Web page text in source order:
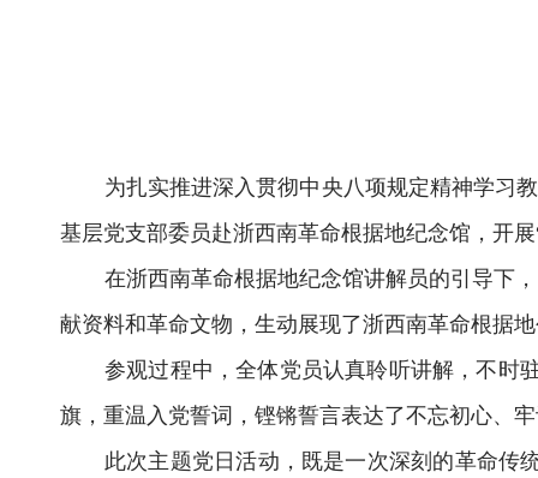
为扎实推进深入贯彻中央八项规定精神学习
基层党支部委员赴浙西南革命根据地纪念馆，开
在浙西南革命根据地纪念馆讲解员的引导下
献资料和革命文物，生动展现了浙西南革命根据
参观过程中，全体党员认真聆听讲解，不时
旗，重温入党誓词，铿锵誓言表达了不忘初心、
此次主题党日活动，既是一次深刻的革命传